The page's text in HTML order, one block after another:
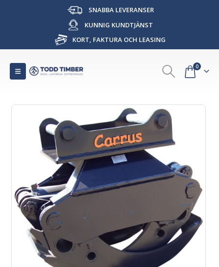
SNABBA LEVERANSER
KUNNIG KUNDTJÄNST
KORT, FAKTURA OCH LEASING
0